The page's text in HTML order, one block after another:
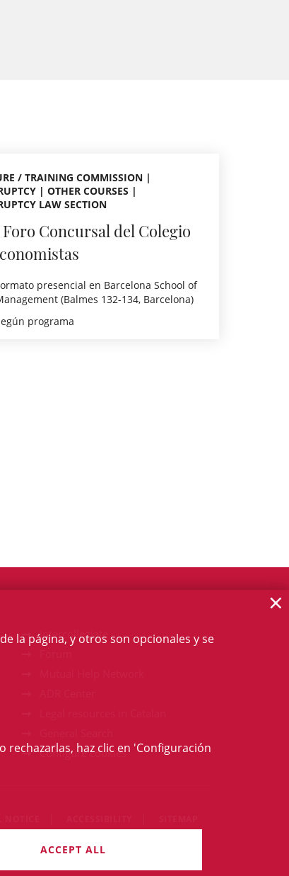
/ TRAINING COMMISSION |
| OTHER COURSES |
LAW SECTION
Concursal del Colegio
presencial en Barcelona School of
(Balmes 132-134, Barcelona)
programa
Intercollegiate
Configure cookies
la página, y otros son opcionales y se
haz clic en 'Configuración
ACCEPT ALL
×